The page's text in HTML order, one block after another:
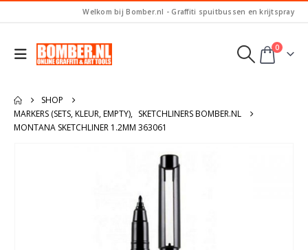
Welkom bij Bomber.nl - Graffiti spuitbussen en krijtspray
0
SHOP
MARKERS (SETS, KLEUR, EMPTY), SKETCHLINERS BOMBER.NL
MONTANA SKETCHLINER 1.2MM 363061